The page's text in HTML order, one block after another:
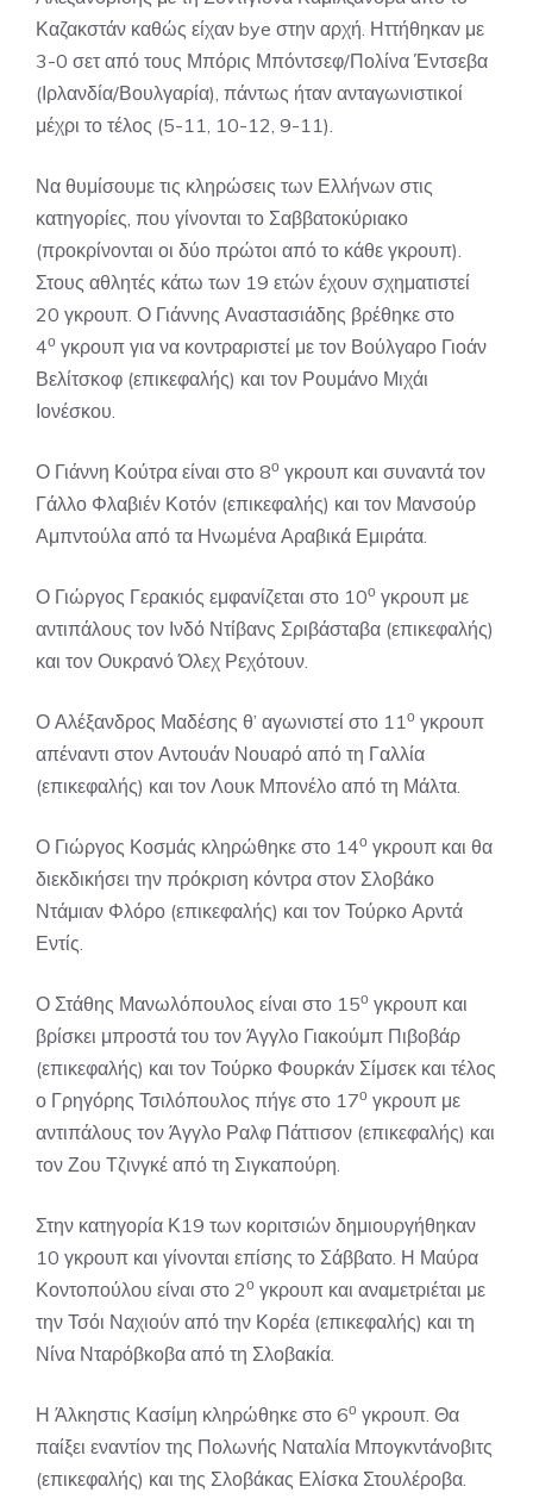
Καζακστάν καθώς είχαν bye στην αρχή. Ηττήθηκαν με
3-0 σετ από τους Μπόρις Μπόντσεφ/Πολίνα Έντσεβα
(Ιρλανδία/Βουλγαρία), πάντως ήταν ανταγωνιστικοί
μέχρι το τέλος (5-11, 10-12, 9-11).
Να θυμίσουμε τις κληρώσεις των Ελλήνων στις
κατηγορίες, που γίνονται το Σαββατοκύριακο
(προκρίνονται οι δύο πρώτοι από το κάθε γκρουπ).
Στους αθλητές κάτω των 19 ετών έχουν σχηματιστεί
20 γκρουπ. Ο Γιάννης Αναστασιάδης βρέθηκε στο
4ο γκρουπ για να κοντραριστεί με τον Βούλγαρο Γιοάν
Βελίτσκοφ (επικεφαλής) και τον Ρουμάνο Μιχάι
Ιονέσκου.
Ο Γιάννη Κούτρα είναι στο 8ο γκρουπ και συναντά τον
Γάλλο Φλαβιέν Κοτόν (επικεφαλής) και τον Μανσούρ
Αμπντούλα από τα Ηνωμένα Αραβικά Εμιράτα.
Ο Γιώργος Γερακιός εμφανίζεται στο 10ο γκρουπ με
αντιπάλους τον Ινδό Ντίβανς Σριβάσταβα (επικεφαλής)
και τον Ουκρανό Όλεχ Ρεχότουν.
Ο Αλέξανδρος Μαδέσης θ’ αγωνιστεί στο 11ο γκρουπ
απέναντι στον Αντουάν Νουαρό από τη Γαλλία
(επικεφαλής) και τον Λουκ Μπονέλο από τη Μάλτα.
Ο Γιώργος Κοσμάς κληρώθηκε στο 14ο γκρουπ και θα
διεκδικήσει την πρόκριση κόντρα στον Σλοβάκο
Ντάμιαν Φλόρο (επικεφαλής) και τον Τούρκο Αρντά
Εντίς.
Ο Στάθης Μανωλόπουλος είναι στο 15ο γκρουπ και
βρίσκει μπροστά του τον Άγγλο Γιακούμπ Πιβοβάρ
(επικεφαλής) και τον Τούρκο Φουρκάν Σίμσεκ και τέλος
ο Γρηγόρης Τσιλόπουλος πήγε στο 17ο γκρουπ με
αντιπάλους τον Άγγλο Ραλφ Πάττισον (επικεφαλής) και
τον Ζου Τζινγκέ από τη Σιγκαπούρη.
Στην κατηγορία Κ19 των κοριτσιών δημιουργήθηκαν
10 γκρουπ και γίνονται επίσης το Σάββατο. Η Μαύρα
Κοντοπούλου είναι στο 2ο γκρουπ και αναμετριέται με
την Τσόι Ναχιούν από την Κορέα (επικεφαλής) και τη
Νίνα Νταρόβκοβα από τη Σλοβακία.
Η Άλκηστις Κασίμη κληρώθηκε στο 6ο γκρουπ. Θα
παίξει εναντίον της Πολωνής Ναταλία Μπογκντάνοβιτς
(επικεφαλής) και της Σλοβάκας Ελίσκα Στουλέροβα.